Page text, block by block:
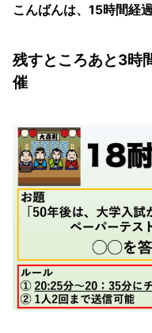
こんばんは、15時間経
残すところあと3時
催